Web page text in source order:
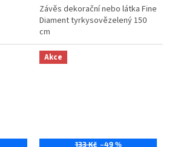
Závěs dekorační nebo látka Fine
Diament tyrkysovězelený 150
cm
Akce
133 Kč –49 %